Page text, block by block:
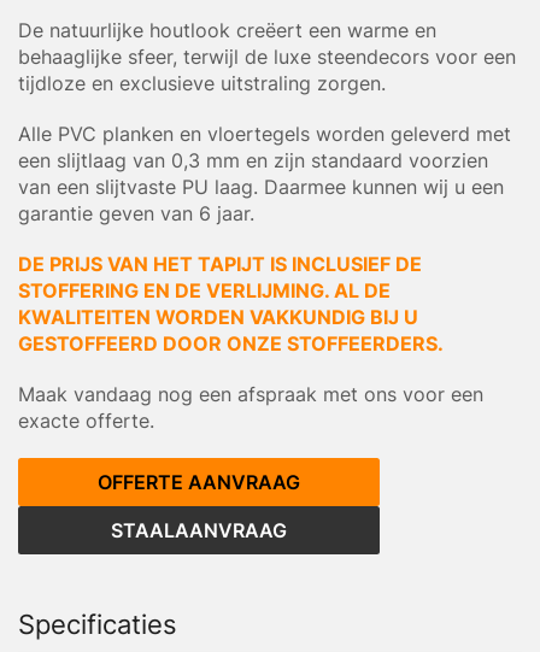
De natuurlijke houtlook creëert een warme en
behaaglijke sfeer, terwijl de luxe steendecors voor een
tijdloze en exclusieve uitstraling zorgen.
Alle PVC planken en vloertegels worden geleverd met
een slijtlaag van 0,3 mm en zijn standaard voorzien
van een slijtvaste PU laag. Daarmee kunnen wij u een
garantie geven van 6 jaar.
DE PRIJS VAN HET TAPIJT IS INCLUSIEF DE
STOFFERING EN DE VERLIJMING. AL DE
KWALITEITEN WORDEN VAKKUNDIG BIJ U
GESTOFFEERD DOOR ONZE STOFFEERDERS.
Maak vandaag nog een afspraak met ons voor een
exacte offerte.
OFFERTE AANVRAAG
STAALAANVRAAG
Specificaties